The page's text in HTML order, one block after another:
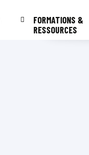
FORMATIONS &
RESSOURCES